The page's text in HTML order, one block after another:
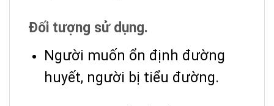
Đối tượng sử dụng.
Người muốn ổn định đường
huyết, người bị tiểu đường.